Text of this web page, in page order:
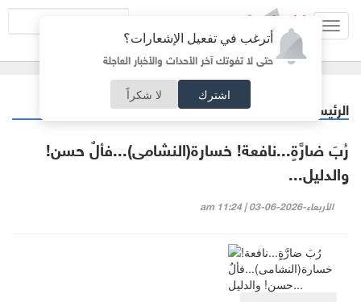
أترغب في تفعيل الإشعارات؟
حتى لا تفوتك آخر الأحداث والأخبار العاجلة
اشترك لا شكراً
الرئيسية مقالات مختارة
رُبَ ضارَّةٍ...نافعة! خسارة(النشامى)...فألٌ حسن!
والدليل...
الأربعاء-2026-06-03 | 11:24 am